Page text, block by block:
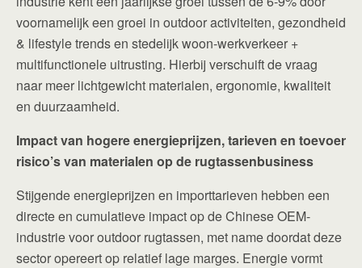
voornamelijk een groei in outdoor activiteiten, gezondheid
& lifestyle trends en stedelijk woon-werkverkeer +
multifunctionele uitrusting. Hierbij verschuift de vraag
naar meer lichtgewicht materialen, ergonomie, kwaliteit
en duurzaamheid.
Impact van hogere energieprijzen, tarieven en toevoer
risico’s van materialen op de rugtassenbusiness
Stijgende energieprijzen en importtarieven hebben een
directe en cumulatieve impact op de Chinese OEM-
industrie voor outdoor rugtassen, met name doordat deze
sector opereert op relatief lage marges. Energie vormt